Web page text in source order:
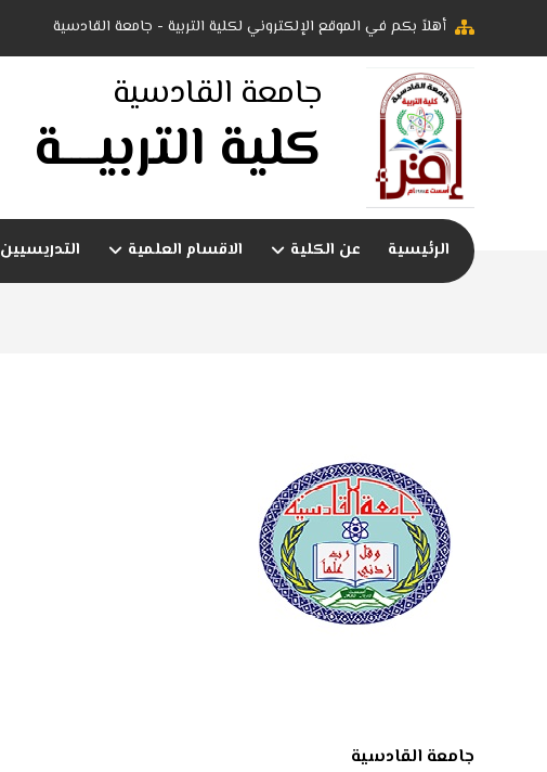
أهلاً بكم في الموقع الإلكتروني لكلية التربية - جامعة القادسية
جامعة القادسية
كلية التربيــــة
الرئيسية عن الكلية الاقسام العلمية التدريسيين
جامعة القادسية